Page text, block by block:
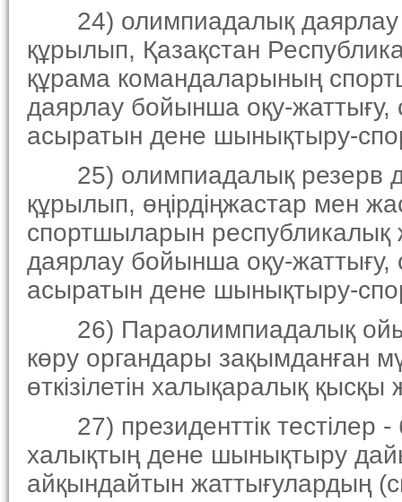
24) олимпиадалық даярлау
құрылып, Қазақстан
құрама командаларының
даярлау бойынша оқу-жаттығу,
асыратын дене шынықтыру-
25) олимпиадалық резерв
құрылып, өңiрдiңжастар мен
спортшыларын
даярлау бойынша оқу-жаттығу,
асыратын дене шынықтыру-
26) Параолимпиадалық
көру органдары зақымданған
өткiзiлетiн халықаралық
27) президенттiк тестiлер -
халықтың дене шынықтыру
айқындайтын жаттығулардың